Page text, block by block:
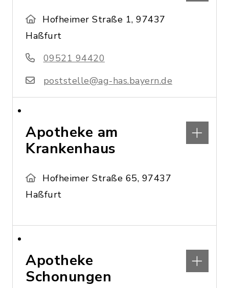
Hofheimer Straße 1, 97437
Haßfurt
09521 94420
poststelle@ag-has.bayern.de
Apotheke am
Krankenhaus
Hofheimer Straße 65, 97437
Haßfurt
Apotheke
Schonungen